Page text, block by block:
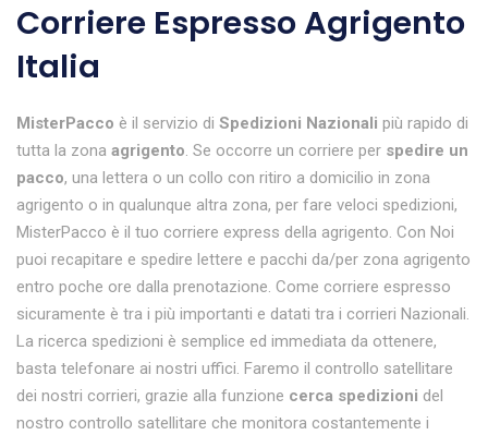
Corriere Espresso Agrigento
Italia
MisterPacco è il servizio di Spedizioni Nazionali più rapido di
tutta la zona agrigento. Se occorre un corriere per spedire un
pacco, una lettera o un collo con ritiro a domicilio in zona
agrigento o in qualunque altra zona, per fare veloci spedizioni,
MisterPacco è il tuo corriere express della agrigento. Con Noi
puoi recapitare e spedire lettere e pacchi da/per zona agrigento
entro poche ore dalla prenotazione. Come corriere espresso
sicuramente è tra i più importanti e datati tra i corrieri Nazionali.
La ricerca spedizioni è semplice ed immediata da ottenere,
basta telefonare ai nostri uffici. Faremo il controllo satellitare
dei nostri corrieri, grazie alla funzione cerca spedizioni del
nostro controllo satellitare che monitora costantemente i